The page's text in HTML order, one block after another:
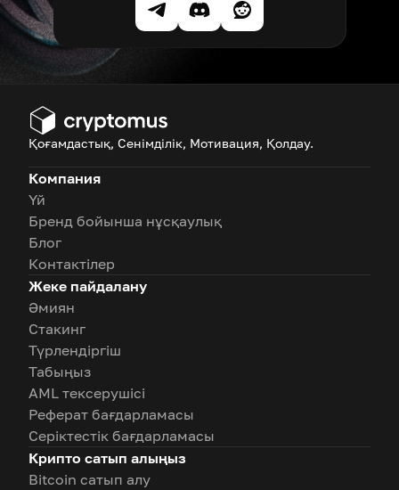
Қоғамдастық, Сенімділік, Мотивация, Қолдау.
Компания
Үй
Бренд бойынша нұсқаулық
Блог
Контактілер
Жеке пайдалану
Әмиян
Стакинг
Түрлендіргіш
Табыңыз
AML тексерушісі
Реферат бағдарламасы
Серіктестік бағдарламасы
Крипто сатып алыңыз
Bitcoin сатып алу